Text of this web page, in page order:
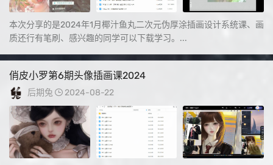
本次分享的是2024年1月椰汁鱼丸二次元伪厚涂插画设计系统课、画
质还行有笔刷、感兴趣的同学可以下载学习。...
俏皮小罗第6期头像插画课2024
后期兔 2024-08-22